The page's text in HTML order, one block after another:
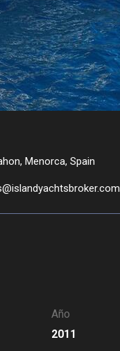
Menorca, Spain
Año
2011